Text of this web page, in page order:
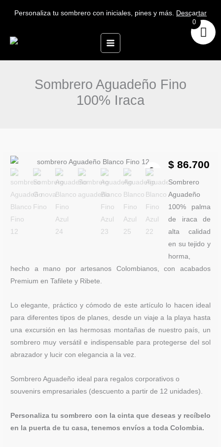
Personaliza tu sombrero con iniciales, pines y más. Descartar
Sombrero Aguadeño Fino
100% Iraca
$ 86.700
Sombrero
Aguadeño
100% palma
de iraca de
alta calidad
en su tejido y
horma,
hecho a mano por artesanos Colombianos, con acabados
Premium en Tafilete y Ribete.
Lo elegante, práctico y cómodo de este artículo lo hacen ideal
para diferentes tipos de planes, desde un viaje a la playa hasta
una excursión en las hermosas montañas de nuestro país, un
sombrero muy versátil e indispensable para protegerse del sol
abrazador y lucir con elegancia a la vez.
Sombrero Aguadeño ideal para regalos corporativos o
souvenirs empresariales (descuento a partir de 12 unidades).
Personaliza tu sombrero con la cinta que deseas y recíbelo
en la puerta de tu casa, tenemos envíos a toda Colombia.
Sombrero
Aguadeño
Fino
100%
Iraca
cantidad
0